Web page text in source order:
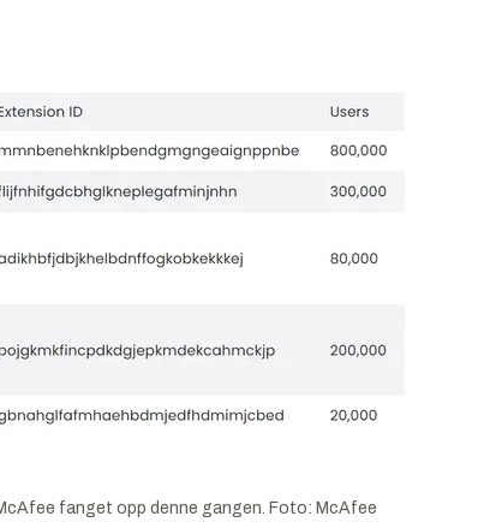
fanget opp denne gangen. Foto: McAfee